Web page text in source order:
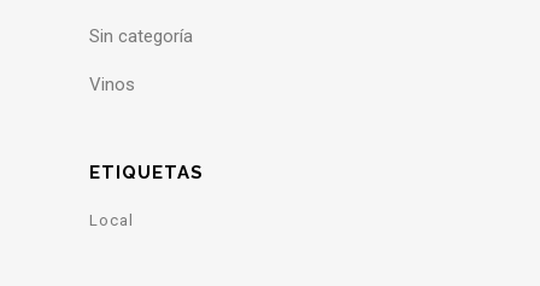
Sin categoría
Vinos
ETIQUETAS
Local